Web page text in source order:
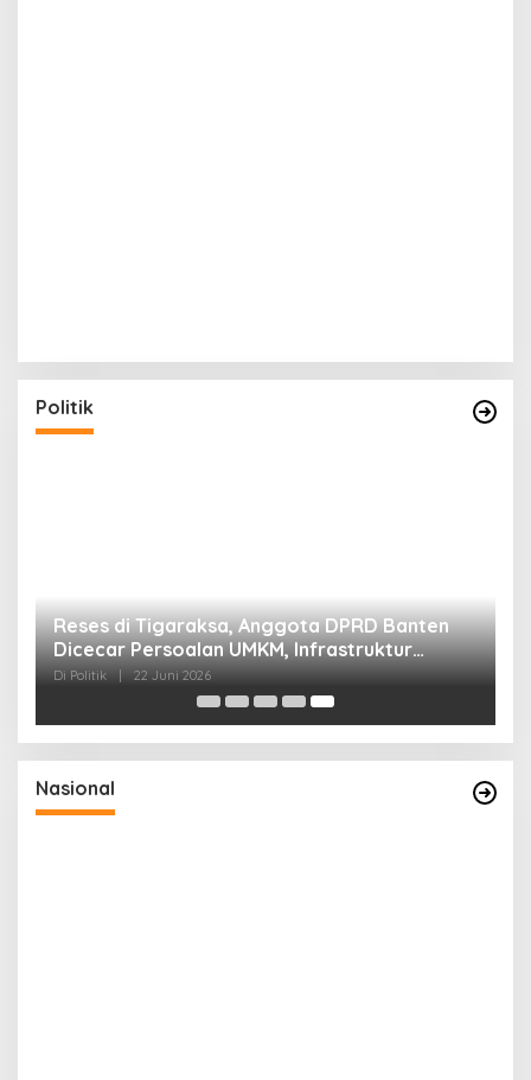
Politik
Reses di Tigaraksa, Anggota DPRD Banten
Dicecar Persoalan UMKM, Infrastruktur
Hingga Persampahan
Di Politik | 22 Juni 2026
Nasional